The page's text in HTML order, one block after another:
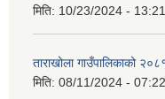
मिति: 10/23/2024 - 13:21
ताराखोला गाउँपालिकाको
मिति: 08/11/2024 - 07:22